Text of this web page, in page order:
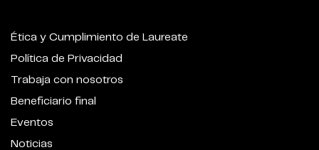
Ética y Cumplimiento de Laureate
Política de Privacidad
Trabaja con nosotros
Beneficiario final
Eventos
Noticias